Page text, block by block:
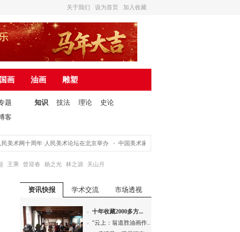
加入收藏
设为首页
关于我们
国画 油画 雕塑
题
客
知识 技法 理论 史论
美术网十周年·人民美术论坛在北京举办 中国美术家协会关于申请入会途径的声明
王乘 曾迎春 杨之光 林之源 关山月
资讯快报 学术交流 市场透视
十年收藏2000多方...
“云上：翁道胜油画作...